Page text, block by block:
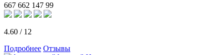
667 662 147 99
4.60 / 12
Подробнее Отзывы